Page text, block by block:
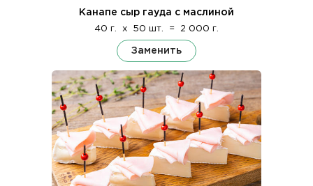
Канапе сыр гауда с маслиной
40 г. x 50 шт. = 2 000 г.
Заменить